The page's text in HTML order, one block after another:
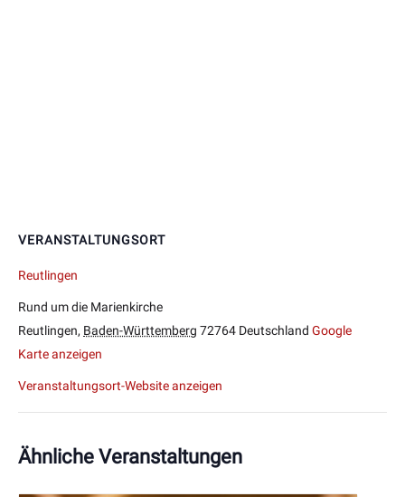
VERANSTALTUNGSORT
Reutlingen
Rund um die Marienkirche
Reutlingen, Baden-Württemberg 72764 Deutschland Google
Karte anzeigen
Veranstaltungsort-Website anzeigen
Ähnliche Veranstaltungen